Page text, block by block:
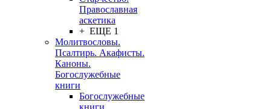
Православная
аскетика
+ ЕЩЕ 1
Молитвословы.
Псалтирь. Акафисты.
Каноны.
Богослужебные
книги
Богослужебные
книги